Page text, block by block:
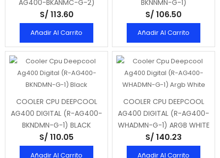
AG400-BKANMC-G-2)
S/ 113.60
Añadir Al Carrito
BKNNMN-G-1)
S/ 106.50
Añadir Al Carrito
COOLER CPU DEEPCOOL
AG400 DIGITAL (R-AG400-
BKNDMN-G-1) BLACK
S/ 110.05
Añadir Al Carrito
COOLER CPU DEEPCOOL
AG400 DIGITAL (R-AG400-
WHADMN-G-1) ARGB WHITE
S/ 140.23
Añadir Al Carrito